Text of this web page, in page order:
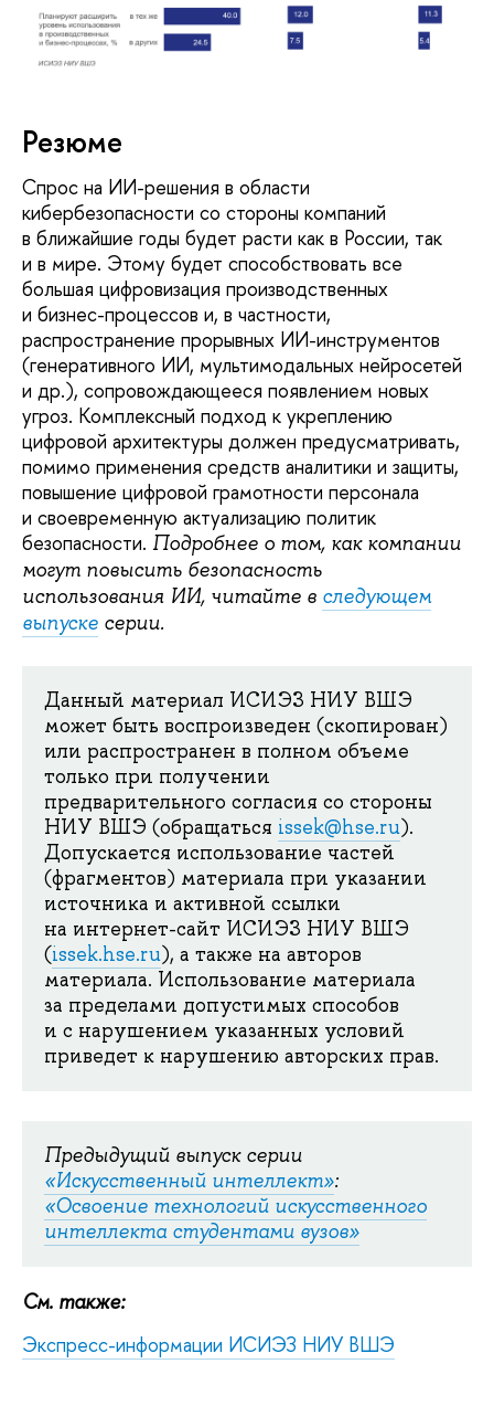
Резюме
Cпрос на ИИ-решения в области
кибербезопасности со стороны компаний
в ближайшие годы будет расти как в России, так
и в мире. Этому будет способствовать все
большая цифровизация производственных
и бизнес-процессов и, в частности,
распространение прорывных ИИ-инструментов
(генеративного ИИ, мультимодальных нейросетей
и др.), сопровождающееся появлением новых
угроз. Комплексный подход к укреплению
цифровой архитектуры должен предусматривать,
помимо применения средств аналитики и защиты,
повышение цифровой грамотности персонала
и своевременную актуализацию политик
безопасности. Подробнее о том, как компании
могут повысить безопасность
использования ИИ, читайте в следующем
выпуске серии.
Данный материал ИСИЭЗ НИУ ВШЭ
может быть воспроизведен (скопирован)
или распространен в полном объеме
только при получении
предварительного согласия со стороны
НИУ ВШЭ (обращаться issek@hse.ru).
Допускается использование частей
(фрагментов) материала при указании
источника и активной ссылки
на интернет-сайт ИСИЭЗ НИУ ВШЭ
(issek.hse.ru), а также на авторов
материала. Использование материала
за пределами допустимых способов
и с нарушением указанных условий
приведет к нарушению авторских прав.
Предыдущий выпуск серии
«Искусственный интеллект»:
«Освоение технологий искусственного
интеллекта студентами вузов»
См. также:
Экспресс-информации ИСИЭЗ НИУ ВШЭ